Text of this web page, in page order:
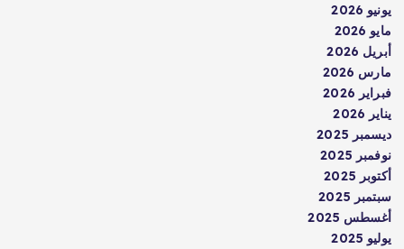
يونيو 2026
مايو 2026
أبريل 2026
مارس 2026
فبراير 2026
يناير 2026
ديسمبر 2025
نوفمبر 2025
أكتوبر 2025
سبتمبر 2025
أغسطس 2025
يوليو 2025